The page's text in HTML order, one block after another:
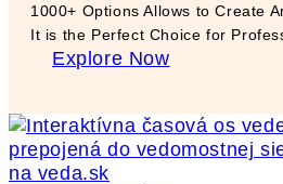
1000+ Options Allows to Create
It is the Perfect Choice for
Explore Now